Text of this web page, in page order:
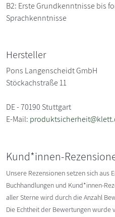
B2: Erste Grundkenntnisse bis
Sprachkenntnisse
Hersteller
Pons Langenscheidt GmbH
Stöckachstraße 11
DE - 70190 Stuttgart
E-Mail:
Kund*innen-
Unsere Rezensionen setzen sich aus
Buchhandlungen und Kund*innen-
aller Sterne wird durch die Anzahl
Die Echtheit der Bewertungen wurde